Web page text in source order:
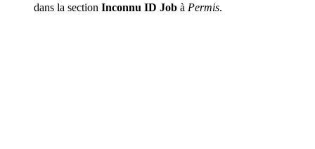
dans la section Inconnu ID Job à Permis.